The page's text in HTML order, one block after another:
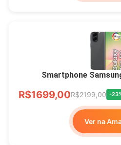
Smartphone
R$1699,00R$2199,00 -
Ver na